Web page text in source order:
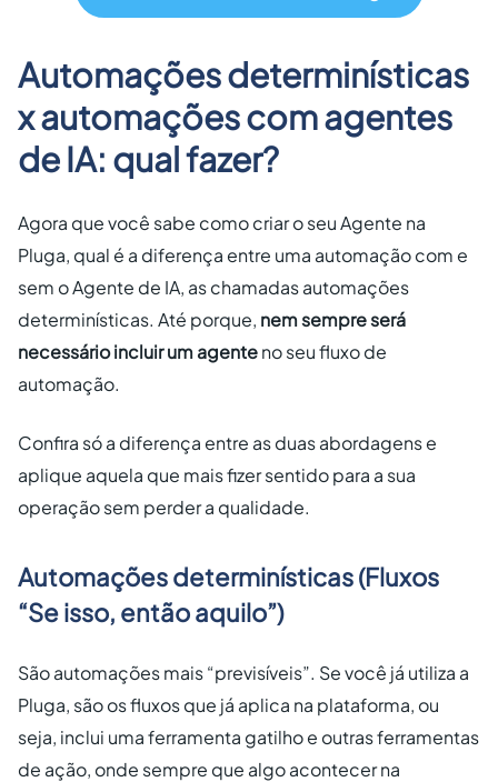
Automações determinísticas
x automações com agentes
de IA: qual fazer?
Agora que você sabe como criar o seu Agente na
Pluga, qual é a diferença entre uma automação com e
sem o Agente de IA, as chamadas automações
determinísticas. Até porque, nem sempre será
necessário incluir um agenteno seu fluxo de
automação.
Confira só a diferença entre as duas abordagens e
aplique aquela que mais fizer sentido para a sua
operação sem perder a qualidade.
Automações determinísticas (Fluxos
“Se isso, então aquilo”)
São automações mais “previsíveis”. Se você já utiliza a
Pluga, são os fluxos que já aplica na plataforma, ou
seja, inclui uma ferramenta gatilho e outras ferramentas
de ação, onde sempre que algo acontecer na